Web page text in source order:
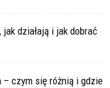
działają i jak dobrać
czym się różnią i gdzie